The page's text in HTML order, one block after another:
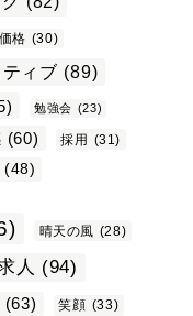
価格 (30)
ィブ (89)
勉強会 (23)
(60) 採用 (31)
(48)
晴天の風 (28)
人 (94)
(63) 笑顔 (33)